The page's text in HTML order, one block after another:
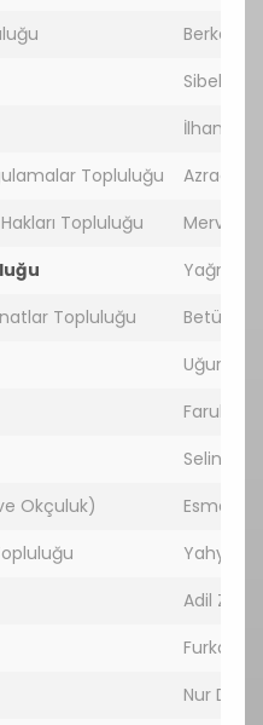
Berke
Sibel
İlhami
Topluluğu
Azragül
Topluluğu
Merve
Yağmur
Topluluğu
Betül
Uğur BAL
Faruk
Selinay
Okçuluk)
Esmanur
Yahya
Adil Zeki
Furkan
Nur Deniz